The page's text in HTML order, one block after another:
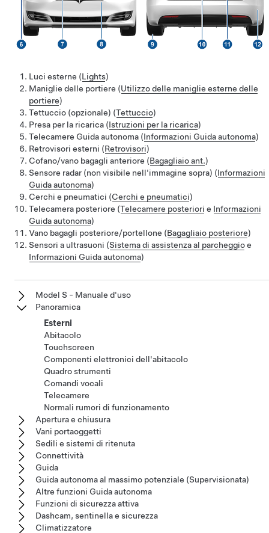
Luci esterne (Lights)
Maniglie delle portiere (Utilizzo delle maniglie esterne delle
portiere)
Tettuccio (opzionale) (Tettuccio)
Presa per la ricarica (Istruzioni per la ricarica)
Telecamere Guida autonoma (Informazioni Guida autonoma)
Retrovisori esterni (Retrovisori)
Cofano/vano bagagli anteriore (Bagagliaio ant.)
Sensore radar (non visibile nell'immagine sopra) (Informazioni
Guida autonoma)
Cerchi e pneumatici (Cerchi e pneumatici)
Telecamera posteriore (Telecamere posteriori e Informazioni
Guida autonoma)
Vano bagagli posteriore/portellone (Bagagliaio posteriore)
Sensori a ultrasuoni (Sistema di assistenza al parcheggioe
Informazioni Guida autonoma)
Model S - Manuale d'uso
Panoramica
Esterni
Abitacolo
Touchscreen
Componenti elettronici dell'abitacolo
Quadro strumenti
Comandi vocali
Telecamere
Normali rumori di funzionamento
Apertura e chiusura
Vani portaoggetti
Sedili e sistemi di ritenuta
Connettività
Guida
Guida autonoma al massimo potenziale (Supervisionata)
Altre funzioni Guida autonoma
Funzioni di sicurezza attiva
Dashcam, sentinella e sicurezza
Climatizzatore